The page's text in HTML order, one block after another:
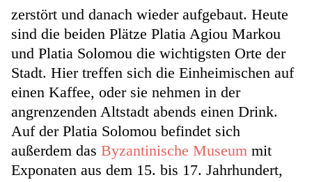
zerstört und danach wieder aufgebaut. Heute
sind die beiden Plätze Platia Agiou Markou
und Platia Solomou die wichtigsten Orte der
Stadt. Hier treffen sich die Einheimischen auf
einen Kaffee, oder sie nehmen in der
angrenzenden Altstadt abends einen Drink.
Auf der Platia Solomou befindet sich
außerdem das Byzantinische Museum mit
Exponaten aus dem 15. bis 17. Jahrhundert,